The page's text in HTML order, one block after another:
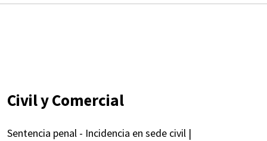
Civil y Comercial
Sentencia penal - Incidencia en sede civil |